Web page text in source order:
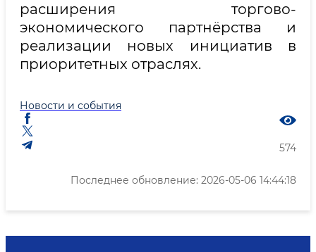
расширения торгово-
экономического партнёрства и
реализации новых инициатив в
приоритетных отраслях.
Новости и события
574
Последнее обновление: 2026-05-06 14:44:18